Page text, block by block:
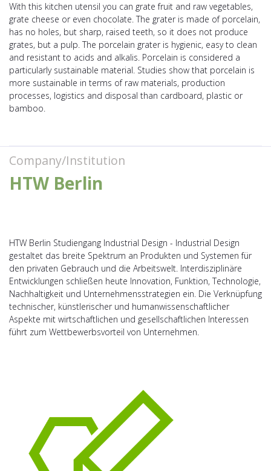
With this kitchen utensil you can grate fruit and raw vegetables,
grate cheese or even chocolate. The grater is made of porcelain,
has no holes, but sharp, raised teeth, so it does not produce
grates, but a pulp. The porcelain grater is hygienic, easy to clean
and resistant to acids and alkalis. Porcelain is considered a
particularly sustainable material. Studies show that porcelain is
more sustainable in terms of raw materials, production
processes, logistics and disposal than cardboard, plastic or
bamboo.
Company/Institution
HTW Berlin
HTW Berlin Studiengang Industrial Design - Industrial Design
gestaltet das breite Spektrum an Produkten und Systemen für
den privaten Gebrauch und die Arbeitswelt. Interdisziplinäre
Entwicklungen schließen heute Innovation, Funktion, Technologie,
Nachhaltigkeit und Unternehmensstrategien ein. Die Verknüpfung
technischer, künstlerischer und humanwissenschaftlicher
Aspekte mit wirtschaftlichen und gesellschaftlichen Interessen
führt zum Wettbewerbsvorteil von Unternehmen.